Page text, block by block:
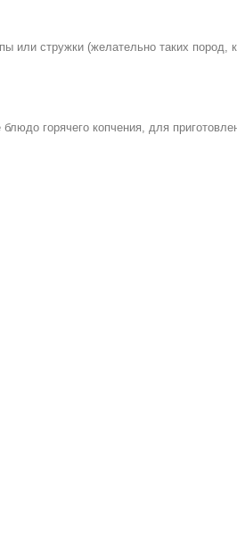
или стружки (желательно таких пород,
горячего копчения, для